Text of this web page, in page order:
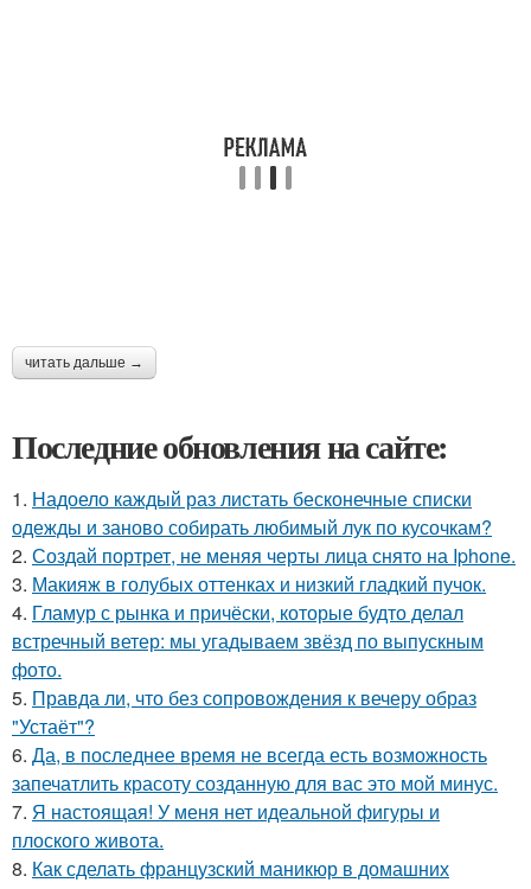
читать дальше →
Последние обновления на сайте:
1. Надоело каждый раз листать бесконечные списки
одежды и заново собирать любимый лук по кусочкам?
2. Создай портрет, не меняя черты лица снято на Iphone.
3. Макияж в голубых оттенках и низкий гладкий пучок.
4. Гламур с рынка и причёски, которые будто делал
встречный ветер: мы угадываем звёзд по выпускным
фото.
5. Правда ли, что без сопровождения к вечеру образ
"Устаёт"?
6. Да, в последнее время не всегда есть возможность
запечатлить красоту созданную для вас это мой минус.
7. Я настоящая! У меня нет идеальной фигуры и
плоского живота.
8. Как сделать французский маникюр в домашних